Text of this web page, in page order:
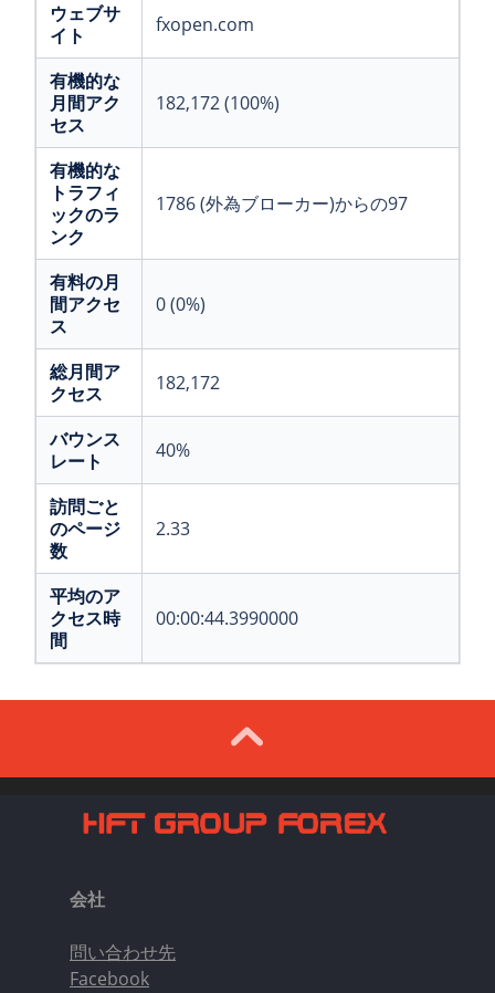
ウェブサ
イト
fxopen.com
有機的な
月間アク
セス
182,172 (100%)
有機的な
トラフィ
ックのラ
ンク
1786 (外為ブローカー)からの97
有料の月
間アクセ
ス
0 (0%)
総月間ア
クセス
182,172
バウンス
レート
40%
訪問ごと
のページ
数
2.33
平均のア
クセス時
間
00:00:44.3990000
会社
問い合わせ先
Facebook